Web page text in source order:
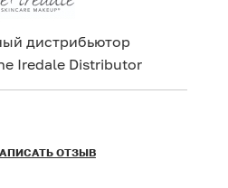
дистрибьютор
Iredale Distributor
ОТЗЫВ